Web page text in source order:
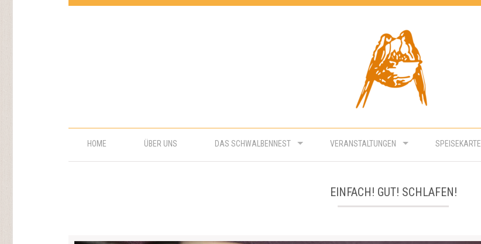
HOME ÜBER UNS DAS SCHWALBENNEST VERANSTALTUNGEN SPEISEKARTE
EINFACH! GUT! SCHLAFEN!